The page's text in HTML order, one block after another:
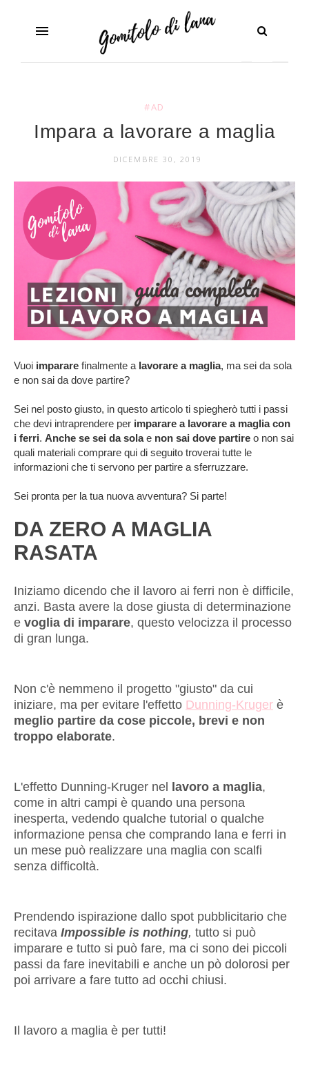
#AD
Impara a lavorare a maglia
DICEMBRE 30, 2019
Vuoi imparare finalmente a lavorare a maglia, ma sei da sola
e non sai da dove partire?
Sei nel posto giusto, in questo articolo ti spiegherò tutti i passi
che devi intraprendere per imparare a lavorare a maglia con
i ferri. Anche se sei da solae non sai dove partire o non sai
quali materiali comprare qui di seguito troverai tutte le
informazioni che ti servono per partire a sferruzzare.
Sei pronta per la tua nuova avventura? Si parte!
DA ZERO A MAGLIA
RASATA
Iniziamo dicendo che il lavoro ai ferri non è difficile,
anzi. Basta avere la dose giusta di determinazione
e voglia di imparare, questo velocizza il processo
di gran lunga.
Non c'è nemmeno il progetto "giusto" da cui
iniziare, ma per evitare l'effetto Dunning-Kruger è
meglio partire da cose piccole, brevi e non
troppo elaborate.
L'effetto Dunning-Kruger nel lavoro a maglia,
come in altri campi è quando una persona
inesperta, vedendo qualche tutorial o qualche
informazione pensa che comprando lana e ferri in
un mese può realizzare una maglia con scalfi
senza difficoltà.
Prendendo ispirazione dallo spot pubblicitario che
recitava Impossible is nothing, tutto si può
imparare e tutto si può fare, ma ci sono dei piccoli
passi da fare inevitabili e anche un pò dolorosi per
poi arrivare a fare tutto ad occhi chiusi.
Il lavoro a maglia è per tutti!